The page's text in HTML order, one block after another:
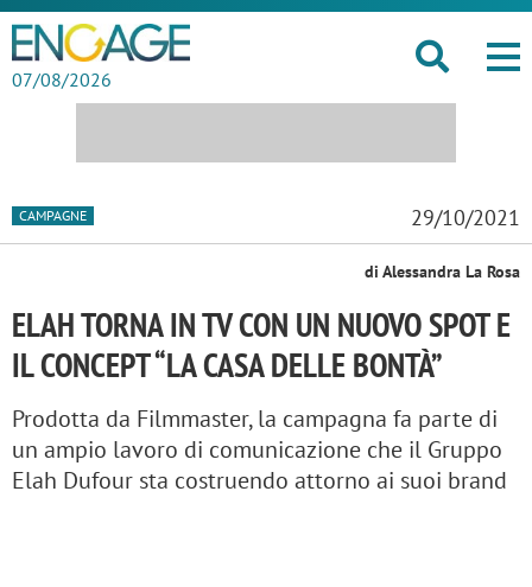
07/08/2026
CAMPAGNE 29/10/2021
di Alessandra La Rosa
ELAH TORNA IN TV CON UN NUOVO SPOT E
IL CONCEPT “LA CASA DELLE BONTÀ”
Prodotta da Filmmaster, la campagna fa parte di
un ampio lavoro di comunicazione che il Gruppo
Elah Dufour sta costruendo attorno ai suoi brand